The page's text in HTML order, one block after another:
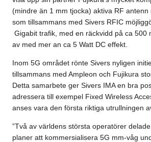
(mindre än 1 mm tjocka) aktiva RF antenn
som tillsammans med Sivers RFIC
Gigabit trafik, med en räckvidd på ca 500
av med mer an ca 5 Watt DC effekt.
Inom 5G området rönte Sivers nyligen
tillsammans med Ampleon och Fujikura
Detta samarbete ger Sivers IMA en bra
adressera till exempel Fixed Wireless
anses vara den första riktiga utrullningen
”Två av världens största operatörer
planer att kommersialisera 5G mm-våg